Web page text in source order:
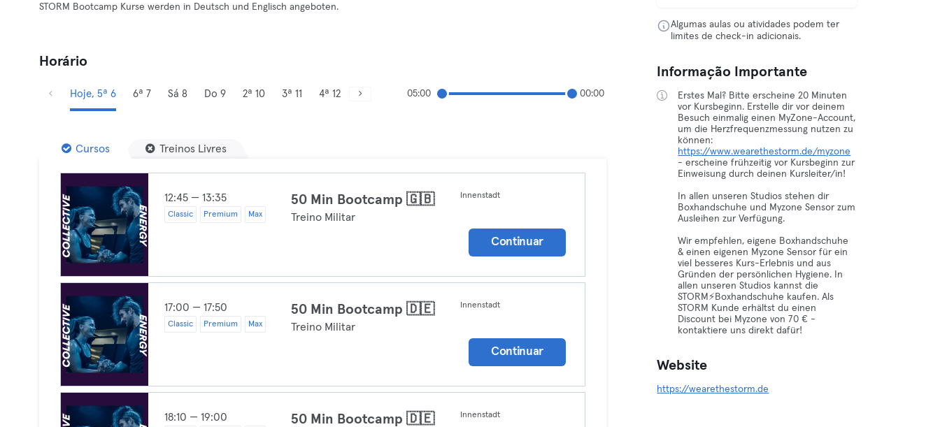
STORM Bootcamp Kurse werden in Deutsch und Englisch angeboten.
Horário
Hoje, 5ª 6 6ª 7 Sá 8 Do 9 2ª 10 3ª 11 4ª 12 05:00 00:00
Cursos Treinos Livres
12:45 — 13:35
Classic Premium Max
50 Min Bootcamp 🇬🇧
Treino Militar
Innenstadt
Continuar
17:00 — 17:50
Classic Premium Max
50 Min Bootcamp 🇩🇪
Treino Militar
Innenstadt
Continuar
18:10 — 19:00 50 Min Bootcamp 🇩🇪 Innenstadt
Algumas aulas ou atividades podem ter
limites de check-in adicionais.
Informação Importante
Erstes Mal? Bitte erscheine 20 Minuten
vor Kursbeginn. Erstelle dir vor deinem
Besuch einmalig einen MyZone-Account,
um die Herzfrequenzmessung nutzen zu
können:
https://www.wearethestorm.de/myzone
- erscheine frühzeitig vor Kursbeginn zur
Einweisung durch deinen Kursleiter/in!
In allen unseren Studios stehen dir
Boxhandschuhe und Myzone Sensor zum
Ausleihen zur Verfügung.
Wir empfehlen, eigene Boxhandschuhe
& einen eigenen Myzone Sensor für ein
viel besseres Kurs-Erlebnis und aus
Gründen der persönlichen Hygiene. In
allen unseren Studios kannst die
STORM⚡️Boxhandschuhe kaufen. Als
STORM Kunde erhältst du einen
Discount bei Myzone von 70 € -
kontaktiere uns direkt dafür!
Website
https://wearethestorm.de